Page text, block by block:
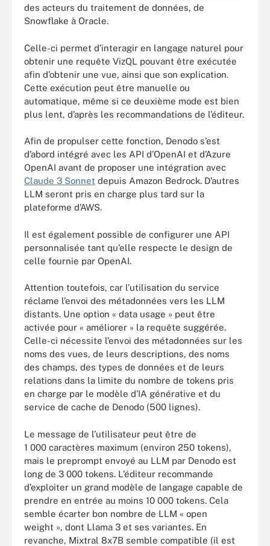
des acteurs du traitement de données, de
Snowflake à Oracle.
Celle-ci permet d’interagir en langage naturel pour
obtenir une requête VizQL pouvant être exécutée
afin d’obtenir une vue, ainsi que son explication.
Cette exécution peut être manuelle ou
automatique, même si ce deuxième mode est bien
plus lent, d’après les recommandations de l’éditeur.
Afin de propulser cette fonction, Denodo s’est
d’abord intégré avec les API d’OpenAI et d’Azure
OpenAI avant de proposer une intégration avec
Claude 3 Sonnet depuis Amazon Bedrock. D’autres
LLM seront pris en charge plus tard sur la
plateforme d’AWS.
Il est également possible de configurer une API
personnalisée tant qu’elle respecte le design de
celle fournie par OpenAI.
Attention toutefois, car l’utilisation du service
réclame l’envoi des métadonnées vers les LLM
distants. Une option « data usage » peut être
activée pour « améliorer » la requête suggérée.
Celle-ci nécessite l’envoi des métadonnées sur les
noms des vues, de leurs descriptions, des noms
des champs, des types de données et de leurs
relations dans la limite du nombre de tokens pris
en charge par le modèle d’IA générative et du
service de cache de Denodo (500 lignes).
Le message de l’utilisateur peut être de
1 000 caractères maximum (environ 250 tokens),
mais le preprompt envoyé au LLM par Denodo est
long de 3 000 tokens. L’éditeur recommande
d’exploiter un grand modèle de langage capable de
prendre en entrée au moins 10 000 tokens. Cela
semble écarter bon nombre de LLM « open
weight », dont Llama 3 et ses variantes. En
revanche, Mixtral 8x7B semble compatible (il est